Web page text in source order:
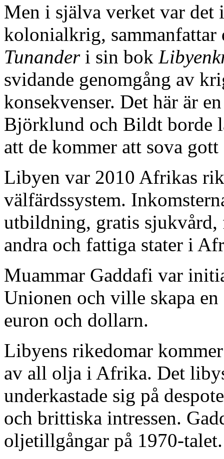
Men i själva verket var det
kolonialkrig,
Tunanderi sin bok
svidande genomgång av
konsekvenser. Det här är
Björklund och Bildt borde
att de kommer att sova gott
Libyen var 2010 Afrikas
välfärdssystem.
utbildning, gratis
andra och fattiga stater i
Muammar Gaddafi var
Unionen och ville skapa
euron och dollarn.
Libyens rikedomar
av all olja i Afrika. Det
underkastade sig på
och brittiska intressen.
oljetillgångar på 1970-talet.